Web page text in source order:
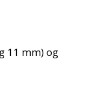
11 mm) og